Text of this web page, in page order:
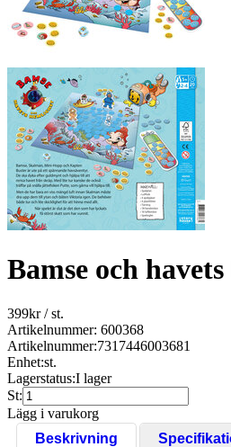
Bamse och
399kr/ st.
Artikelnummer: 600368
Artikelnummer:7317446003681
Enhet:st.
Lagerstatus:I lager
St:
Lägg i varukorg
Beskrivning